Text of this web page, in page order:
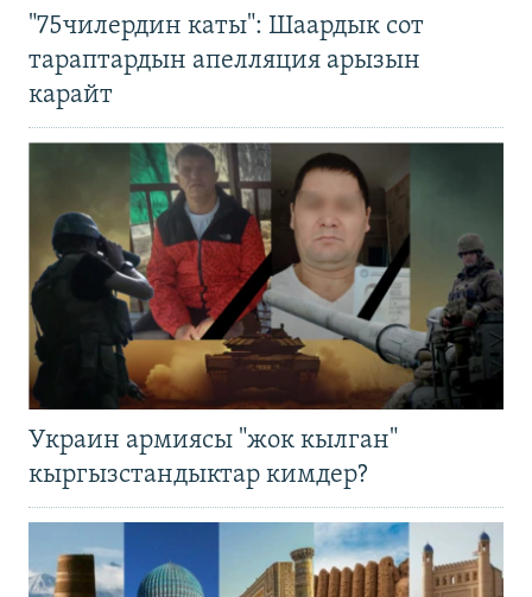
"75чилердин каты": Шаардык сот
тараптардын апелляция арызын
карайт
Украин армиясы "жок кылган"
кыргызстандыктар кимдер?